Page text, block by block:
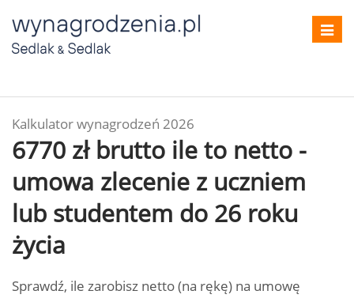
Kalkulator wynagrodzeń 2026
6770 zł brutto ile to netto -
umowa zlecenie z uczniem
lub studentem do 26 roku
życia
Sprawdź, ile zarobisz netto (na rękę) na umowę